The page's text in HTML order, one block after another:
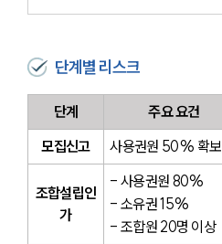
단계별 리스크
단계 주요 요건
모집신고
사용권원 50% 확보
조합설립인
가
- 사용권원 80%
- 소유권 15%
- 조합원 20명 이상